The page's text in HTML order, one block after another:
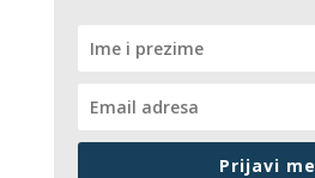
Prijavi me